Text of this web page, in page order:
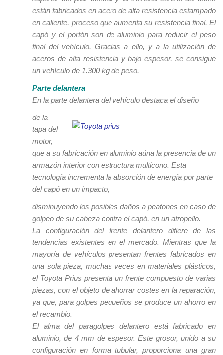
están fabricados en acero de alta resistencia estampado
en caliente, proceso que aumenta su resistencia final. El
capó y el portón son de aluminio para reducir el peso
final del vehículo. Gracias a ello, y a la utilización de
aceros de alta resistencia y bajo espesor, se consigue
un vehículo de 1.300 kg de peso.
Parte delantera
En la parte delantera del vehículo destaca el diseño
de la
tapa del
motor,
que a su fabricación en aluminio aúna la presencia de un
armazón interior con estructura multicono. Esta
tecnología incrementa la absorción de energía por parte
del capó en un impacto,
disminuyendo los posibles daños a peatones en caso de
golpeo de su cabeza contra el capó, en un atropello.
La configuración del frente delantero difiere de las
tendencias existentes en el mercado. Mientras que la
mayoría de vehículos presentan frentes fabricados en
una sola pieza, muchas veces en materiales plásticos,
el Toyota Prius presenta un frente compuesto de varias
piezas, con el objeto de ahorrar costes en la reparación,
ya que, para golpes pequeños se produce un ahorro en
el recambio.
El alma del paragolpes delantero está fabricado en
aluminio, de 4 mm de espesor. Este grosor, unido a su
configuración en forma tubular, proporciona una gran